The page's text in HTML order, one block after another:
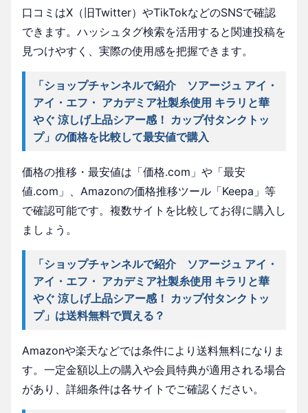
口コミはX（旧Twitter）やTikTokなどのSNSで確認
できます。ハッシュタグ検索を活用すると関連投稿を
見つけやすく、実際の使用感を把握できます。
「ショップチャンネルで紹介 ソアージュ アイ・
アイ・エフ・ アカデミア社製糸使用 キラリと華
やぐ 涼しげ上品シアー感！ カップ付タンクトッ
プ」の価格を比較して最安値で購入
価格の推移・最安値は「価格.com」や「最安
値.com」、Amazonの価格推移ツール「Keepa」等
で確認可能です。複数サイトを比較してお得に購入し
ましょう。
「ショップチャンネルで紹介 ソアージュ アイ・
アイ・エフ・ アカデミア社製糸使用 キラリと華
やぐ 涼しげ上品シアー感！ カップ付タンクトッ
プ」は送料無料で買える？
Amazonや楽天などでは条件により送料無料になりま
す。一定金額以上の購入や会員特典が適用される場合
があり、詳細条件は各サイトでご確認ください。